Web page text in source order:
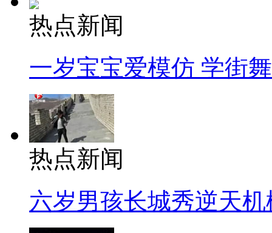
热点新闻
一岁宝宝爱模仿 学街
热点新闻
六岁男孩长城秀逆天机